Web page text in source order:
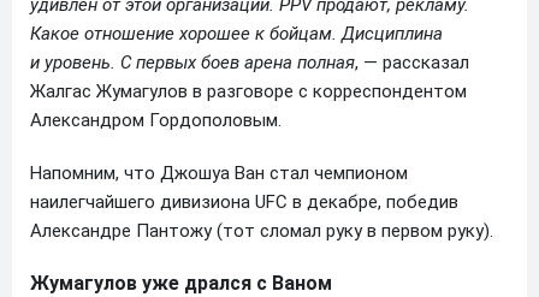
удивлен от этой организации. PPV продают, рекламу.
Какое отношение хорошее к бойцам. Дисциплина
и уровень. С первых боев арена полная, — рассказал
Жалгас Жумагулов в разговоре с корреспондентом
Александром Гордополовым.
Напомним, что Джошуа Ван стал чемпионом
наилегчайшего дивизиона UFC в декабре, победив
Александре Пантожу (тот сломал руку в первом руку).
Жумагулов уже дрался с Ваном